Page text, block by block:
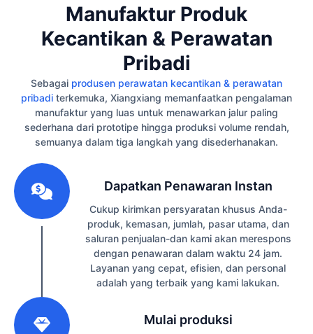
Manufaktur Produk
Kecantikan & Perawatan
Pribadi
Sebagai produsen perawatan kecantikan & perawatan
pribadi terkemuka, Xiangxiang memanfaatkan pengalaman
manufaktur yang luas untuk menawarkan jalur paling
sederhana dari prototipe hingga produksi volume rendah,
semuanya dalam tiga langkah yang disederhanakan.
Dapatkan Penawaran Instan
Cukup kirimkan persyaratan khusus Anda-
produk, kemasan, jumlah, pasar utama, dan
saluran penjualan-dan kami akan merespons
dengan penawaran dalam waktu 24 jam.
Layanan yang cepat, efisien, dan personal
adalah yang terbaik yang kami lakukan.
Mulai produksi